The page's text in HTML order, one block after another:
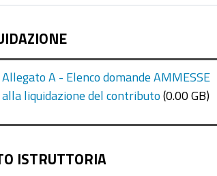
Allegato A - Elenco domande AMMESSE
alla liquidazione del contributo (0.00 GB)
ISTRUTTORIA